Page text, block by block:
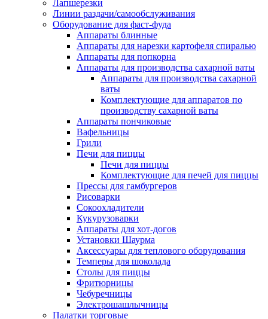
Лапшерезки
Линии раздачи/самообслуживания
Оборудование для фаст-фуда
Аппараты блинные
Аппараты для нарезки картофеля спиралью
Аппараты для попкорна
Аппараты для производства сахарной ваты
Аппараты для производства сахарной
ваты
Комплектующие для аппаратов по
производству сахарной ваты
Аппараты пончиковые
Вафельницы
Грили
Печи для пиццы
Печи для пиццы
Комплектующие для печей для пиццы
Прессы для гамбургеров
Рисоварки
Сокоохладители
Кукурузоварки
Аппараты для хот-догов
Установки Шаурма
Аксессуары для теплового оборудования
Темперы для шоколада
Столы для пиццы
Фритюрницы
Чебуречницы
Электрошашлычницы
Палатки торговые